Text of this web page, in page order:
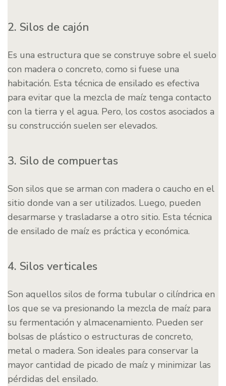
2. Silos de cajón
Es una estructura que se construye sobre el suelo
con madera o concreto, como si fuese una
habitación. Esta técnica de ensilado es efectiva
para evitar que la mezcla de maíz tenga contacto
con la tierra y el agua. Pero, los costos asociados a
su construcción suelen ser elevados.
3. Silo de compuertas
Son silos que se arman con madera o caucho en el
sitio donde van a ser utilizados. Luego, pueden
desarmarse y trasladarse a otro sitio. Esta técnica
de ensilado de maíz es práctica y económica.
4. Silos verticales
Son aquellos silos de forma tubular o cilíndrica en
los que se va presionando la mezcla de maíz para
su fermentación y almacenamiento. Pueden ser
bolsas de plástico o estructuras de concreto,
metal o madera. Son ideales para conservar la
mayor cantidad de picado de maíz y minimizar las
pérdidas del ensilado.